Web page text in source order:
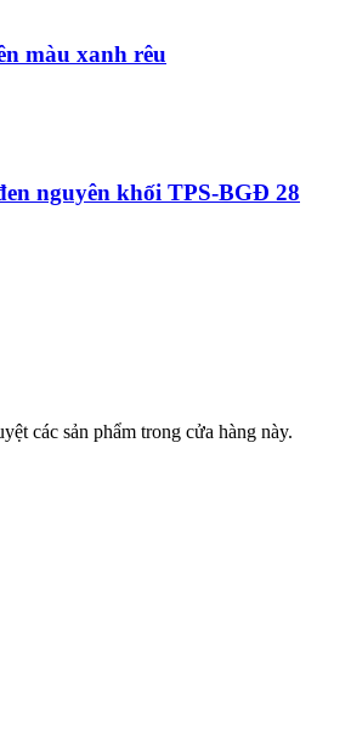
màu xanh rêu
nguyên khối TPS-BGĐ 28
các sản phẩm trong cửa hàng này.